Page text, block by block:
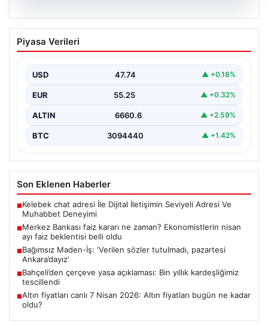
Merkez Bankası faiz kararı ne zaman?
Ekonomistlerin nisan ayı faiz beklentisi
Piyasa Verileri
USD 47.74 ▲ +0.18%
EUR 55.25 ▲ +0.32%
ALTIN 6660.6 ▲ +2.59%
BTC 3094440 ▲ +1.42%
Son Eklenen Haberler
■Kelebek chat adresi İle Dijital İletişimin Seviyeli Adresi Ve
Muhabbet Deneyimi
■Merkez Bankası faiz kararı ne zaman? Ekonomistlerin nisan
ayı faiz beklentisi belli oldu
■Bağımsız Maden-İş: ‘Verilen sözler tutulmadı, pazartesi
Ankara’dayız’
■Bahçeli’den çerçeve yasa açıklaması: Bin yıllık kardeşliğimiz
tescillendi
■Altın fiyatları canlı 7 Nisan 2026: Altın fiyatları bugün ne kadar
oldu?